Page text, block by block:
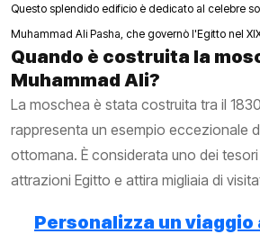
Questo splendido edificio è dedicato al celebre
Muhammad Ali Pasha, che governò l'Egitto nel
Quando è costruita la
Muhammad Ali?
La moschea è stata costruita tra il
rappresenta un esempio eccezionale
ottomana. È considerata uno dei
attrazioni Egitto e attira migliaia di
Personalizza un viaggio